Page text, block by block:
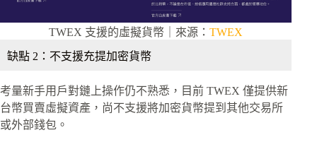
TWEX 支援的虛擬貨幣｜來源：TWEX
缺點 2：不支援充提加密貨幣
考量新手用戶對鏈上操作仍不熟悉，目前 TWEX 僅提供新
台幣買賣虛擬資產，尚不支援將加密貨幣提到其他交易所
或外部錢包。